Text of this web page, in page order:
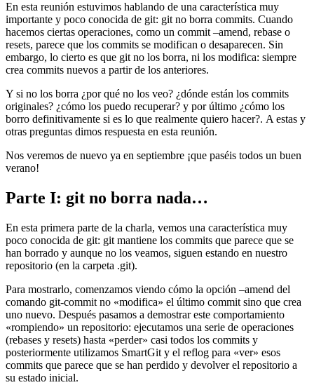
En esta reunión estuvimos hablando de una característica muy
importante y poco conocida de git: git no borra commits. Cuando
hacemos ciertas operaciones, como un commit –amend, rebase o
resets, parece que los commits se modifican o desaparecen. Sin
embargo, lo cierto es que git no los borra, ni los modifica: siempre
crea commits nuevos a partir de los anteriores.
Y si no los borra ¿por qué no los veo? ¿dónde están los commits
originales? ¿cómo los puedo recuperar? y por último ¿cómo los
borro definitivamente si es lo que realmente quiero hacer?. A estas y
otras preguntas dimos respuesta en esta reunión.
Nos veremos de nuevo ya en septiembre ¡que paséis todos un buen
verano!
Parte I: git no borra nada…
En esta primera parte de la charla, vemos una característica muy
poco conocida de git: git mantiene los commits que parece que se
han borrado y aunque no los veamos, siguen estando en nuestro
repositorio (en la carpeta .git).
Para mostrarlo, comenzamos viendo cómo la opción –amend del
comando git-commit no «modifica» el último commit sino que crea
uno nuevo. Después pasamos a demostrar este comportamiento
«rompiendo» un repositorio: ejecutamos una serie de operaciones
(rebases y resets) hasta «perder» casi todos los commits y
posteriormente utilizamos SmartGit y el reflog para «ver» esos
commits que parece que se han perdido y devolver el repositorio a
su estado inicial.